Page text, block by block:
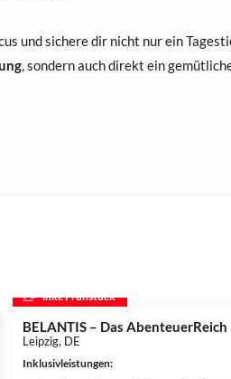
und sichere dir nicht nur ein
, sondern auch direkt ein
inkl. Frühstück
BELANTIS – Das AbenteuerReich
Leipzig, DE
Inklusivleistungen: